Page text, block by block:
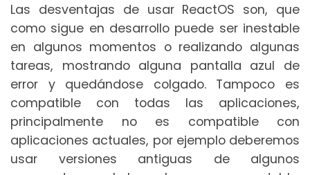
Las desventajas de usar ReactOS son, que
como sigue en desarrollo puede ser inestable
en algunos momentos o realizando algunas
tareas, mostrando alguna pantalla azul de
error y quedándose colgado. Tampoco es
compatible con todas las aplicaciones,
principalmente no es compatible con
aplicaciones actuales, por ejemplo deberemos
usar versiones antiguas de algunos